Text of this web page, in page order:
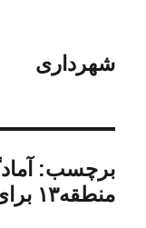
شهرداری
برچسب:
منطقه۱۳ برای خدمت رسانی به زائران